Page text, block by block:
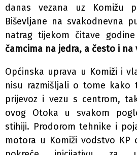
danas vezana uz Komižu
Biševljane na svakodnevna
natrag tijekom čitave
čamcima na jedra, a često i na
Općinska uprava u Komiži i
nisu razmišljali o tome kako
prijevoz i vezu s centrom,
ovog Otoka u svakom
stihiji. Prodorom tehnike i
motora u Komiži vodstvo KP